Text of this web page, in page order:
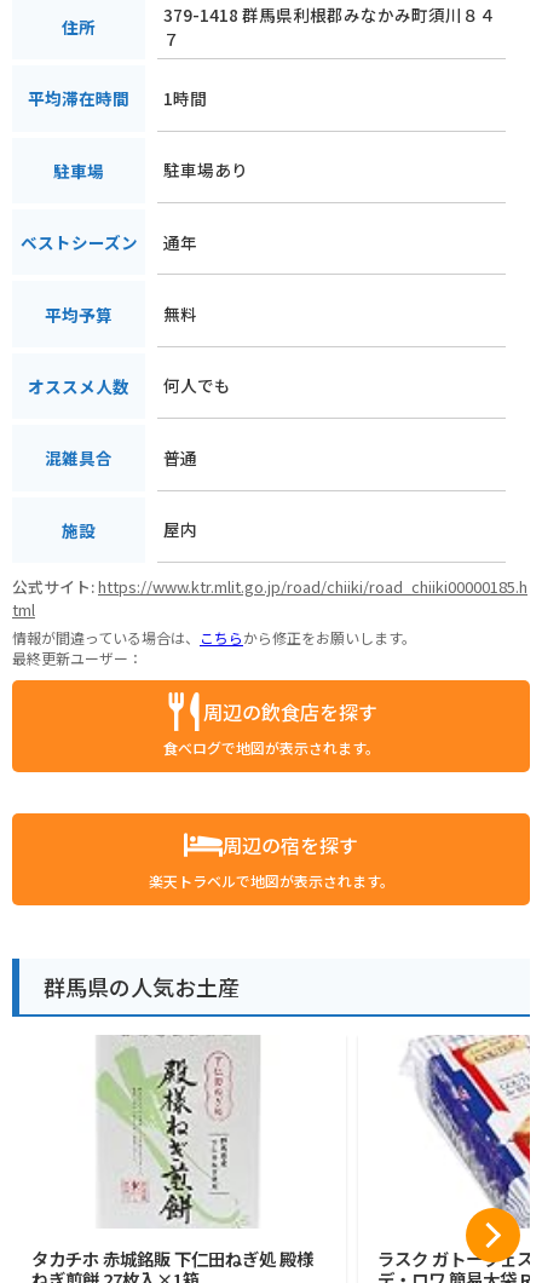
住所
379-1418 群馬県利根郡みなかみ町須川８４
７
平均滞在時間 1時間
駐車場 駐車場あり
ベストシーズン 通年
平均予算 無料
オススメ人数 何人でも
混雑具合 普通
施設 屋内
公式サイト:https://www.ktr.mlit.go.jp/road/chiiki/road_chiiki00000185.h
tml
情報が間違っている場合は、 こちらから修正をお願いします。
最終更新ユーザー：
周辺の飲食店を探す
食べログで地図が表示されます。
周辺の宿を探す
楽天トラベルで地図が表示されます。
群馬県の人気お土産
タカチホ 赤城銘販 下仁田ねぎ処 殿様
ラスク ガトーフェス